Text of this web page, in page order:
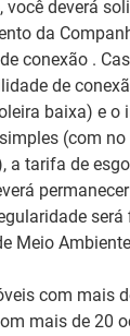
você deverá
da
conexão .
de
baixa) e o
(com
a tarifa de
Meio
com mais
mais de 20